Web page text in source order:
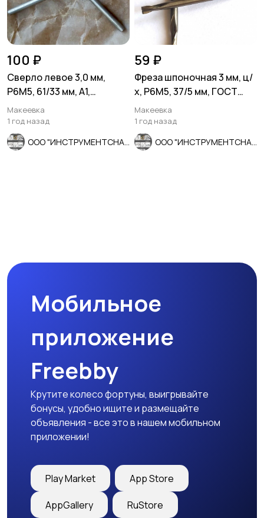
100 ₽
Сверло левое 3,0 мм,
Р6М5, 61/33 мм, А1,
шлифованное, ГОСТ
10902-77.
Макеевка
1 год назад
59 ₽
Фреза шпоночная 3 мм, ц/
х, Р6М5, 37/5 мм, ГОСТ
9140-78, СССР.
Макеевка
1 год назад
Мобильное
приложение
Freebby
Крутите колесо фортуны, выигрывайте
бонусы, удобно ищите и размещайте
объявления - все это в нашем мобильном
приложении!
Play Market App Store
AppGallery RuStore